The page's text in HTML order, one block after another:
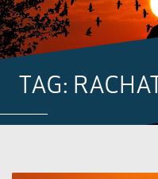
TAG: RACHAT